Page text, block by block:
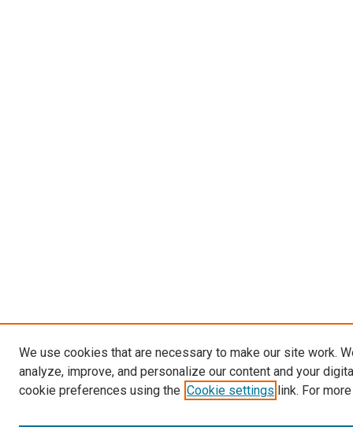
We use cookies that are necessary to make our site work.
analyze, improve, and personalize our content and your
cookie preferences using the Cookie settings link. For